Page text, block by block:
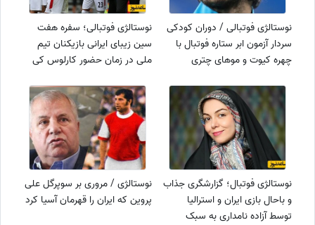
نوستالژی فوتبالی / دوران کودکی
سردار آزمون ابر ستاره فوتبال با
چهره کیوت و موهای چتری
نوستالژی فوتبالی؛ سفره هفت
سین زیبای ایرانی بازیکنان تیم
ملی در زمان حضور کارلوس کی
نوستالژی فوتبال؛ گزارشگری جذاب
و باحال بازی ایران و استرالیا
توسط آزاده نامداری به سبک
نوستالژی / مروری بر سوپرگل علی
پروین که ایران را قهرمان آسیا کرد